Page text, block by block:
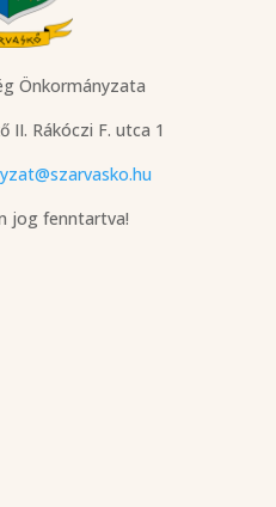
Önkormányzata
II. Rákóczi F. utca 1
jog fenntartva!